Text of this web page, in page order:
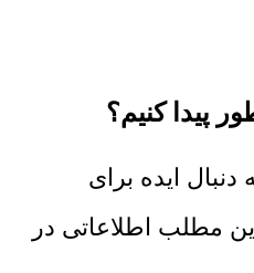
پیدا کنیم؟
دنبال ایده برای
مطلب اطلاعاتی در